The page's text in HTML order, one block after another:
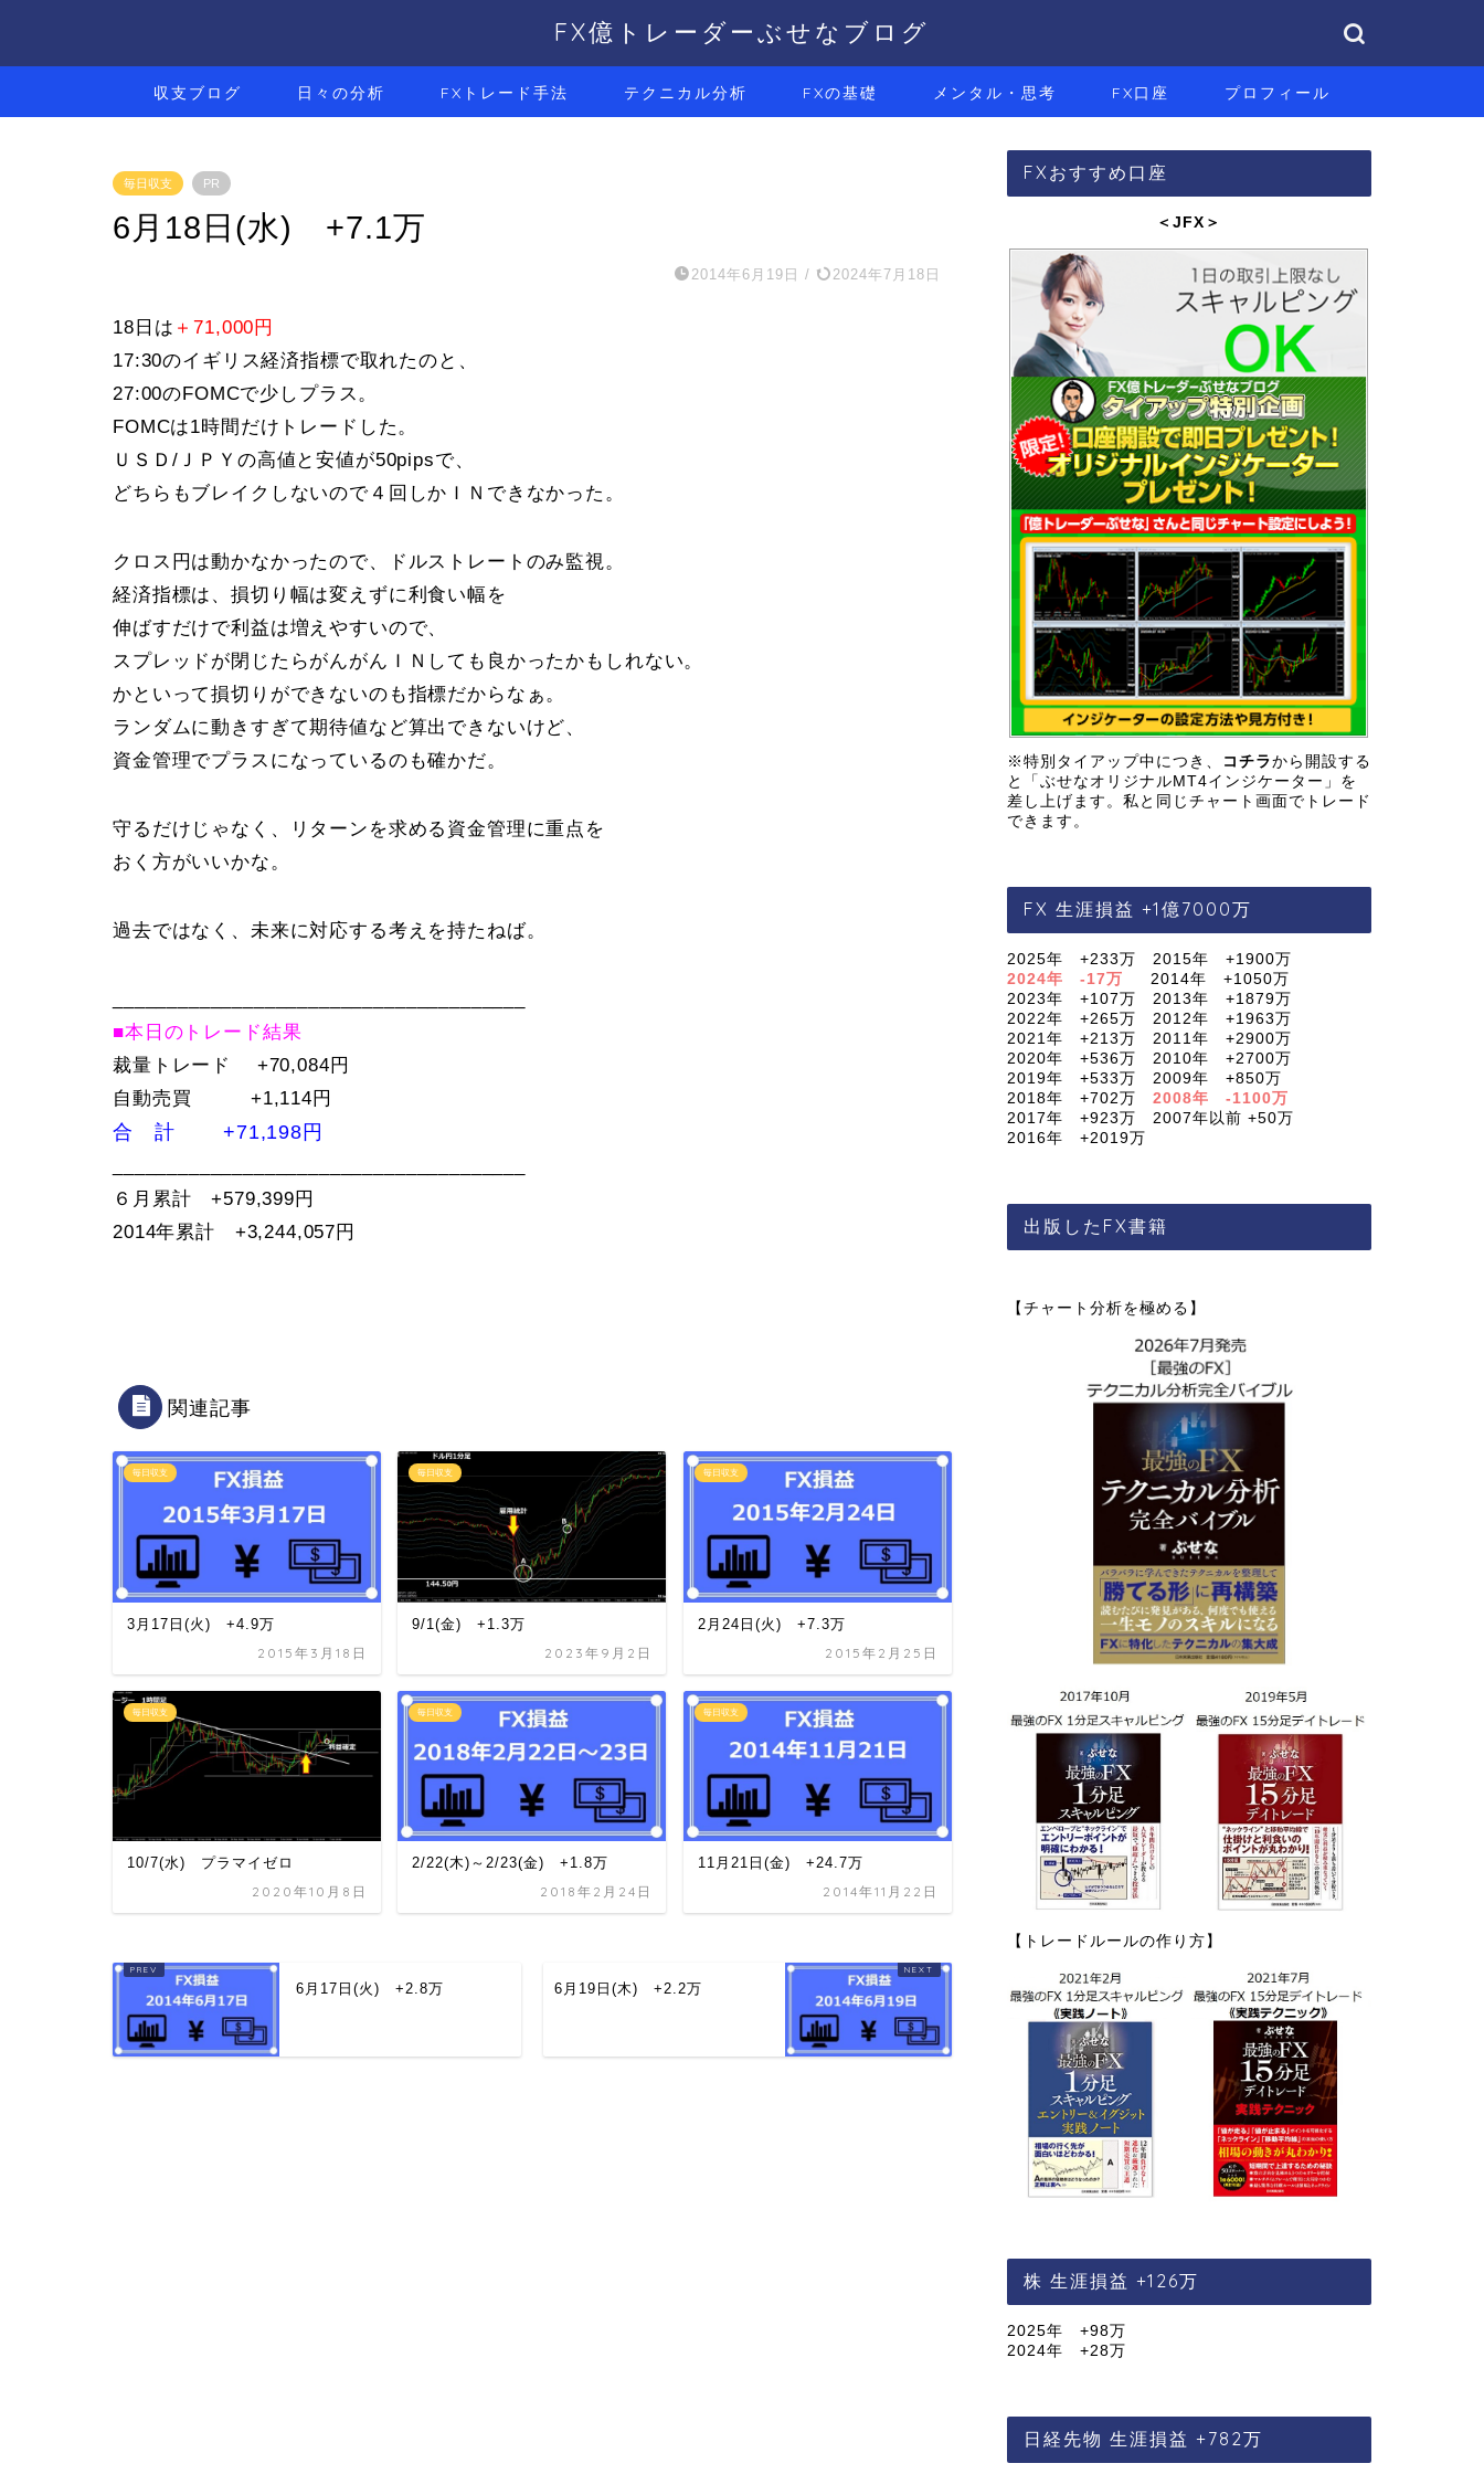
FX億トレーダーぶせなブログ
収支ブログ 日々の分析 FXトレード手法 テクニカル分析 FXの基礎 メンタル・思考 FX口座 プロフィール
毎日収支 PR
6月18日(水) +7.1万
2014年6月19日 / 2024年7月18日
18日は ＋71,000円
17:30のイギリス経済指標で取れたのと、
27:00のFOMCで少しプラス。
FOMCは1時間だけトレードした。
ＵＳＤ/ＪＰＹの高値と安値が50pipsで、
どちらもブレイクしないので４回しかＩＮできなかった。
クロス円は動かなかったので、ドルストレートのみ監視。
経済指標は、損切り幅は変えずに利食い幅を
伸ばすだけで利益は増えやすいので、
スプレッドが閉じたらがんがんＩＮしても良かったかもしれない。
かといって損切りができないのも指標だからなぁ。
ランダムに動きすぎて期待値など算出できないけど、
資金管理でプラスになっているのも確かだ。
守るだけじゃなく、リターンを求める資金管理に重点を
おく方がいいかな。
過去ではなく、未来に対応する考えを持たねば。
■本日のトレード結果
裁量トレード +70,084円
自動売買 +1,114円
合 計 +71,198円
６月累計 +579,399円
2014年累計 +3,244,057円
関連記事
毎日収支
3月17日(火) +4.9万
2015年3月18日
毎日収支
9/1(金) +1.3万
2023年9月2日
毎日収支
2月24日(火) +7.3万
2015年2月25日
毎日収支
10/7(水) プラマイゼロ
2020年10月8日
毎日収支
2/22(木)～2/23(金) +1.8万
2018年2月24日
毎日収支
11月21日(金) +24.7万
2014年11月22日
6月17日(火) +2.8万 6月19日(木) +2.2万
FXおすすめ口座
＜JFX ＞
※特別タイアップ中につき、 コチラから開設する
と「ぶせなオリジナルMT4インジケーター」を
差し上げます。私と同じチャート画面でトレード
できます。
FX 生涯損益 +1億7000万
2025年 +233万 2015年 +1900万
2024年 -17万
2014年 +1050万
2023年 +107万 2013年 +1879万
2022年 +265万 2012年 +1963万
2021年 +213万 2011年 +2900万
2020年 +536万 2010年 +2700万
2019年 +533万 2009年 +850万
2018年 +702万 2008年 -1100万
2017年 +923万 2007年以前 +50万
2016年 +2019万
出版したFX書籍
【チャート分析を極める】
【トレードルールの作り方】
株 生涯損益 +126万
2025年 +98万
2024年 +28万
日経先物 生涯損益 +782万